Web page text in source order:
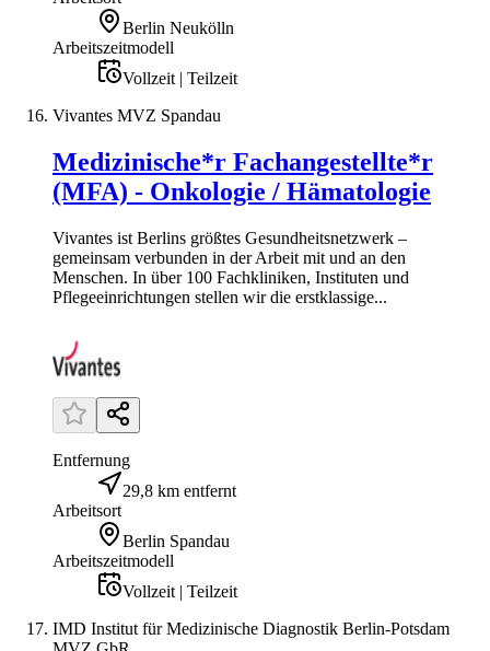
Berlin Neukölln
Arbeitszeitmodell
Vollzeit | Teilzeit
Vivantes MVZ Spandau
Medizinische*r Fachangestellte*r
(MFA) - Onkologie / Hämatologie
Vivantes ist Berlins größtes Gesundheitsnetzwerk –
gemeinsam verbunden in der Arbeit mit und an den
Menschen. In über 100 Fachkliniken, Instituten und
Pflegeeinrichtungen stellen wir die erstklassige...
Entfernung
29,8 km entfernt
Arbeitsort
Berlin Spandau
Arbeitszeitmodell
Vollzeit | Teilzeit
IMD Institut für Medizinische Diagnostik Berlin-Potsdam